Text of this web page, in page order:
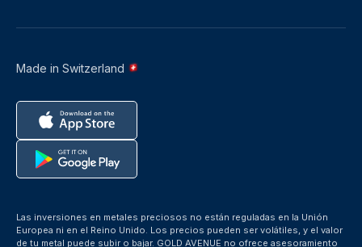
Made in Switzerland
Las inversiones en metales preciosos no están reguladas en la Unión
Europea ni en el Reino Unido. Los precios pueden ser volátiles, y el valor
de tu metal puede subir o bajar. GOLD AVENUE no ofrece asesoramiento